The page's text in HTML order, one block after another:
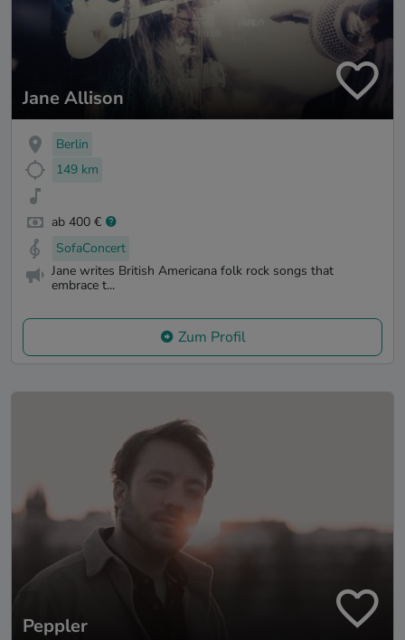
Jane Allison
Berlin
149 km
ab 400 €
SofaConcert
Jane writes British Americana folk rock songs that
embrace t...
Zum Profil
Peppler